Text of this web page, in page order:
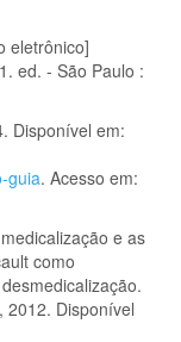
eletrônico]
ed. - São Paulo :
Disponível em:
guia. Acesso em:
e as
como
2012. Disponível